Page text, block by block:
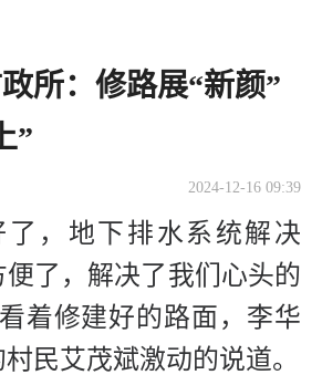
所：修路展“新颜”
”
2024-12-16 09:39
了，地下排水系统解决
了，解决了我们心头的
着修建好的路面，李华
民艾茂斌激动的说道。